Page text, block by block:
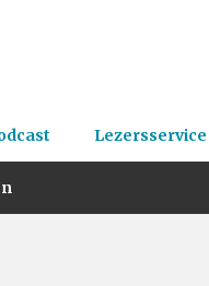
Lezersservice